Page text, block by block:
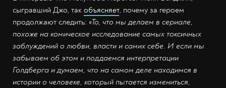
сыгравший Джо, так объясняет, почему за героем
продолжают следить: «То, что мы делаем в сериале,
похоже на комическое исследование самых токсичных
заблуждений о любви, власти и самих себе. И если мы
забываем об этом и поддаемся интерпретации
Голдберга и думаем, что на самом деле находимся в
истории о человеке, который пытается измениться,